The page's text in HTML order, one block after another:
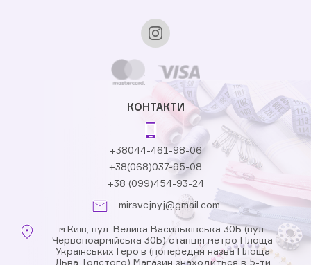
КОНТАКТИ
+38044-461-98-06
+38(068)037-95-08
+38 (099)454-93-24
mirsvejnyj@gmail.com
м.Київ, вул. Велика Васильківська 30Б (вул.
Червоноармійська 30Б) станція метро Площа
Українських Героїв (попередня назва Площа
Льва Толстого) Магазин знаходиться в 5-ти